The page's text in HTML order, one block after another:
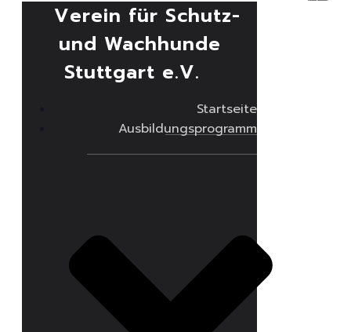
Verein für Schutz-
und Wachhunde
Stuttgart e.V.
Startseite
Ausbildungsprogramm